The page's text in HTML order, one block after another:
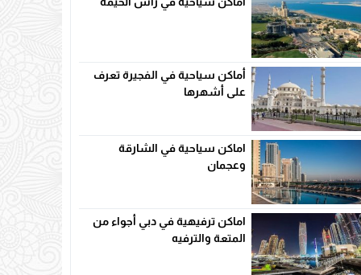
أماكن سياحية في الفجيرة تعرف
على أشهرها
اماكن سياحية في الشارقة
وعجمان
اماكن ترفيهية في دبي أجواء من
المتعة والترفيه